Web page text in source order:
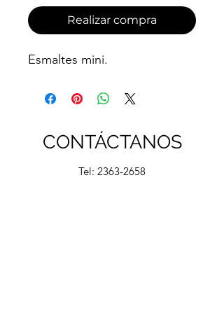
Realizar compra
Esmaltes mini.
CONTÁCTANOS
Tel: 2363-2658